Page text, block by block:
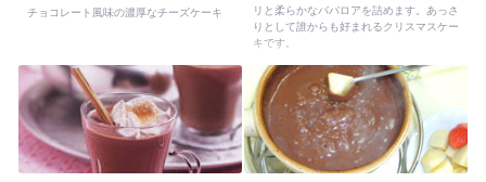
チョコレート風味の濃厚なチーズケーキ
リと柔らかなババロアを詰めます。あっさ
りとして誰からも好まれるクリスマスケー
キです。